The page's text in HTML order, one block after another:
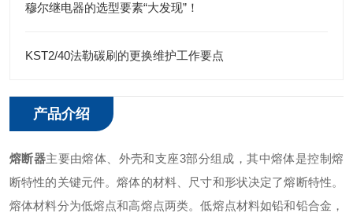
穆尔继电器的选型要素“大发现”！
KST2/40法勒碳刷的更换维护工作要点
产品介绍
熔断器主要由熔体、外壳和支座3部分组成，其中熔体是控制熔
断特性的关键元件。熔体的材料、尺寸和形状决定了熔断特性。
熔体材料分为低熔点和高熔点两类。低熔点材料如铅和铅合金，